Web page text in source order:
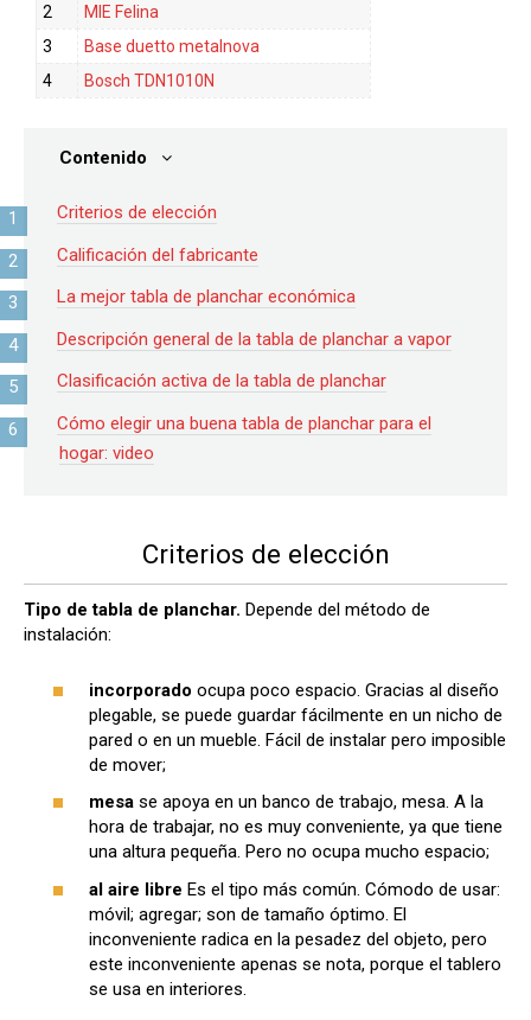
2
MIE Felina
3
Base duetto metalnova
4
Bosch TDN1010N
Contenido
Criterios de elección
Calificación del fabricante
La mejor tabla de planchar económica
Descripción general de la tabla de planchar a vapor
Clasificación activa de la tabla de planchar
Cómo elegir una buena tabla de planchar para el
hogar: video
Criterios de elección
Tipo de tabla de planchar. Depende del método de
instalación:
incorporado ocupa poco espacio. Gracias al diseño
plegable, se puede guardar fácilmente en un nicho de
pared o en un mueble. Fácil de instalar pero imposible
de mover;
mesa se apoya en un banco de trabajo, mesa. A la
hora de trabajar, no es muy conveniente, ya que tiene
una altura pequeña. Pero no ocupa mucho espacio;
al aire libre Es el tipo más común. Cómodo de usar:
móvil; agregar; son de tamaño óptimo. El
inconveniente radica en la pesadez del objeto, pero
este inconveniente apenas se nota, porque el tablero
se usa en interiores.